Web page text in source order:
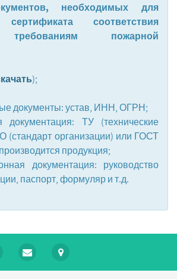
необходимых для
сертификата соответствия
требованиям пожарной
);
документы: устав, ИНН, ОГРН;
документация: ТУ (технические
(стандарт организации) или ГОСТ
продукция;
документация: руководство
паспорт, формуляр и т.д.